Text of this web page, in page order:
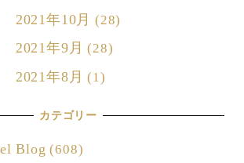
2021年10月 (28)
2021年9月 (28)
2021年8月 (1)
カテゴリー
Blog (608)